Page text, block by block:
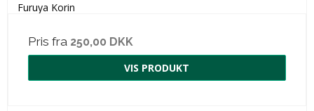
Furuya Korin
Pris fra 250,00 DKK
VIS PRODUKT